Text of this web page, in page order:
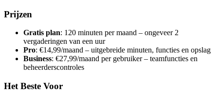
Prijzen
Gratis plan: 120 minuten per maand – ongeveer 2
vergaderingen van een uur
Pro: €14,99/maand – uitgebreide minuten, functies en opslag
Business: €27,99/maand per gebruiker – teamfuncties en
beheerderscontroles
Het Beste Voor